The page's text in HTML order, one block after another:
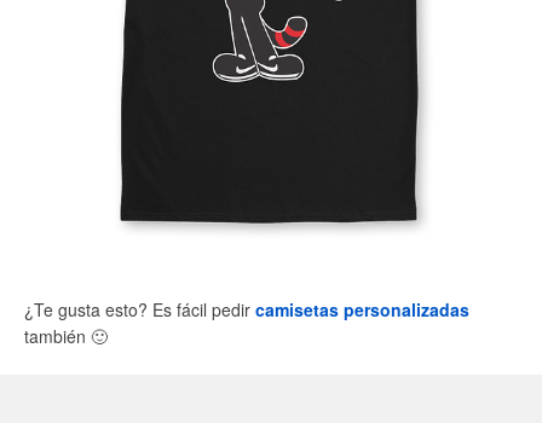
¿Te gusta esto? Es fácil pedir camisetas personalizadas
también 🙂